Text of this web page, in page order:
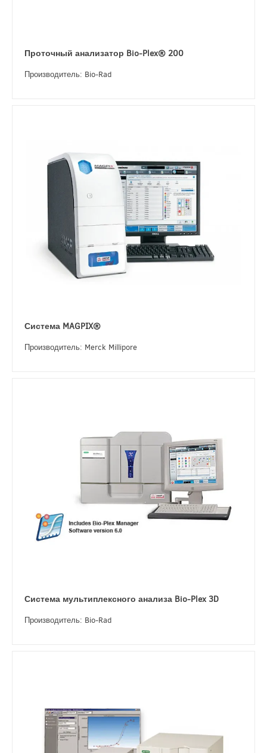
Проточный анализатор Bio-Plex® 200
Производитель: Bio-Rad
Система MAGPIX®
Производитель: Merck Millipore
Система мультиплексного анализа Bio-Plex 3D
Производитель: Bio-Rad